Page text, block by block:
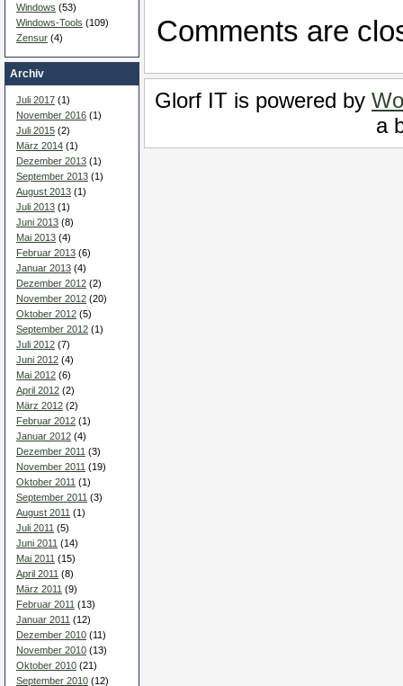
Windows (53)
Windows-Tools (109)
Zensur (4)
Archiv
Juli 2017 (1)
November 2016 (1)
Juli 2015 (2)
März 2014 (1)
Dezember 2013 (1)
September 2013 (1)
August 2013 (1)
Juli 2013 (1)
Juni 2013 (8)
Mai 2013 (4)
Februar 2013 (6)
Januar 2013 (4)
Dezember 2012 (2)
November 2012 (20)
Oktober 2012 (5)
September 2012 (1)
Juli 2012 (7)
Juni 2012 (4)
Mai 2012 (6)
April 2012 (2)
März 2012 (2)
Februar 2012 (1)
Januar 2012 (4)
Dezember 2011 (3)
November 2011 (19)
Oktober 2011 (1)
September 2011 (3)
August 2011 (1)
Juli 2011 (5)
Juni 2011 (14)
Mai 2011 (15)
April 2011 (8)
März 2011 (9)
Februar 2011 (13)
Januar 2011 (12)
Dezember 2010 (11)
November 2010 (13)
Oktober 2010 (21)
September 2010 (12)
Comments are
Glorf IT is powered by
a